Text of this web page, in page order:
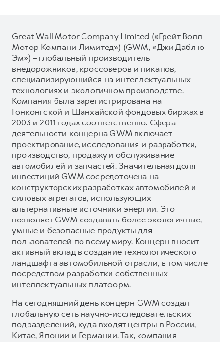
Great Wall Motor Company Limited («Грейт Волл
Мотор Компани Лимитед») (GWM, «Джи Дабл ю
Эм») – глобальный производитель
внедорожников, кроссоверов и пикапов,
специализирующийся на интеллектуальных
технологиях и экологичном производстве.
Компания была зарегистрирована на
Гонконгской и Шанхайской фондовых биржах в
2003 и 2011 годах соответственно. Сфера
деятельности концерна GWM включает
проектирование, исследования и разработки,
производство, продажу и обслуживание
автомобилей и запчастей. Значительная доля
инвестиций GWM сосредоточена на
конструкторских разработках автомобилей и
силовых агрегатов, использующих
альтернативные источники энергии. Это
позволяет GWM создавать более экологичные,
умные и безопасные продукты для
пользователей по всему миру. Концерн вносит
активный вклад в создание технологического
ландшафта автомобильной отрасли, в том числе
посредством разработки собственных
интеллектуальных платформ.
На сегодняшний день концерн GWM создал
глобальную сеть научно-исследовательских
подразделений, куда входят центры в России,
Китае, Японии и Германии. Так, компания